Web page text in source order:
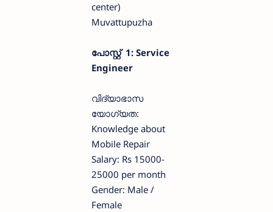
center)
Muvattupuzha
പോസ്റ്റ് 1: Service
Engineer
വിദ്യാഭാസ
യോഗ്യത:
Knowledge about
Mobile Repair
Salary: Rs 15000-
25000 per month
Gender: Male /
Female